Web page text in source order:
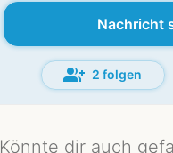
Nachricht
group_add 2 folgen
Könnte dir auch